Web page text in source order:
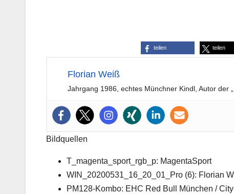
teilen teilen
Florian Weiß
Jahrgang 1986, echtes Münchner Kindl, Autor der
Bildquellen
T_magenta_sport_rgb_p: MagentaSport
WIN_20200531_16_20_01_Pro (6): Florian
PM128-Kombo: EHC Red Bull München /